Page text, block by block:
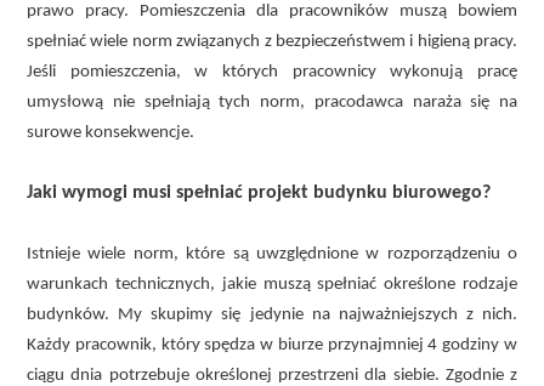
prawo pracy. Pomieszczenia dla pracowników muszą bowiem
spełniać wiele norm związanych z bezpieczeństwem i higieną pracy.
Jeśli pomieszczenia, w których pracownicy wykonują pracę
umysłową nie spełniają tych norm, pracodawca naraża się na
surowe konsekwencje.
Jaki wymogi musi spełniać projekt budynku biurowego?
Istnieje wiele norm, które są uwzględnione w rozporządzeniu o
warunkach technicznych, jakie muszą spełniać określone rodzaje
budynków. My skupimy się jedynie na najważniejszych z nich.
Każdy pracownik, który spędza w biurze przynajmniej 4 godziny w
ciągu dnia potrzebuje określonej przestrzeni dla siebie. Zgodnie z